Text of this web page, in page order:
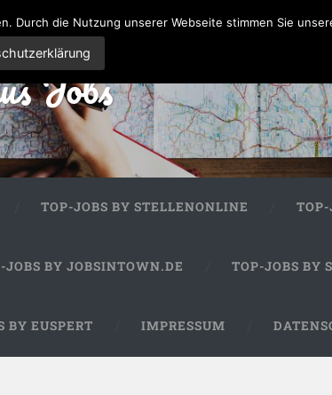
Jobs
TOP-JOBS BY STELLENONLINE
JOBS BY JOBSINTOWN.DE TOP-JOBS BY
BY EUSPERT IMPRESSUM
die Nutzung unserer Webseite stimmen Sie